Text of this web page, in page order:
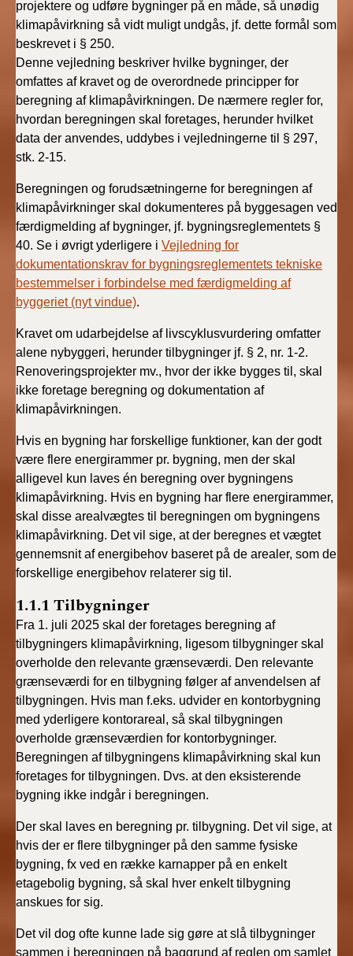
projektere og udføre bygninger på en måde, så unødig
klimapåvirkning så vidt muligt undgås, jf. dette formål som
beskrevet i § 250.
Denne vejledning beskriver hvilke bygninger, der
omfattes af kravet og de overordnede principper for
beregning af klimapåvirkningen. De nærmere regler for,
hvordan beregningen skal foretages, herunder hvilket
data der anvendes, uddybes i vejledningerne til § 297,
stk. 2-15.
Beregningen og forudsætningerne for beregningen af
klimapåvirkninger skal dokumenteres på byggesagen ved
færdigmelding af bygninger, jf. bygningsreglementets §
40. Se i øvrigt yderligere i Vejledning for
dokumentationskrav for bygningsreglementets tekniske
bestemmelser i forbindelse med færdigmelding af
byggeriet (nyt vindue).
Kravet om udarbejdelse af livscyklusvurdering omfatter
alene nybyggeri, herunder tilbygninger jf. § 2, nr. 1-2.
Renoveringsprojekter mv., hvor der ikke bygges til, skal
ikke foretage beregning og dokumentation af
klimapåvirkningen.
Hvis en bygning har forskellige funktioner, kan der godt
være flere energirammer pr. bygning, men der skal
alligevel kun laves én beregning over bygningens
klimapåvirkning. Hvis en bygning har flere energirammer,
skal disse arealvægtes til beregningen om bygningens
klimapåvirkning. Det vil sige, at der beregnes et vægtet
gennemsnit af energibehov baseret på de arealer, som de
forskellige energibehov relaterer sig til.
1.1.1 Tilbygninger
Fra 1. juli 2025 skal der foretages beregning af
tilbygningers klimapåvirkning, ligesom tilbygninger skal
overholde den relevante grænseværdi. Den relevante
grænseværdi for en tilbygning følger af anvendelsen af
tilbygningen. Hvis man f.eks. udvider en kontorbygning
med yderligere kontorareal, så skal tilbygningen
overholde grænseværdien for kontorbygninger.
Beregningen af tilbygningens klimapåvirkning skal kun
foretages for tilbygningen. Dvs. at den eksisterende
bygning ikke indgår i beregningen.
Der skal laves en beregning pr. tilbygning. Det vil sige, at
hvis der er flere tilbygninger på den samme fysiske
bygning, fx ved en række karnapper på en enkelt
etagebolig bygning, så skal hver enkelt tilbygning
anskues for sig.
Det vil dog ofte kunne lade sig gøre at slå tilbygninger
sammen i beregningen på baggrund af reglen om samlet